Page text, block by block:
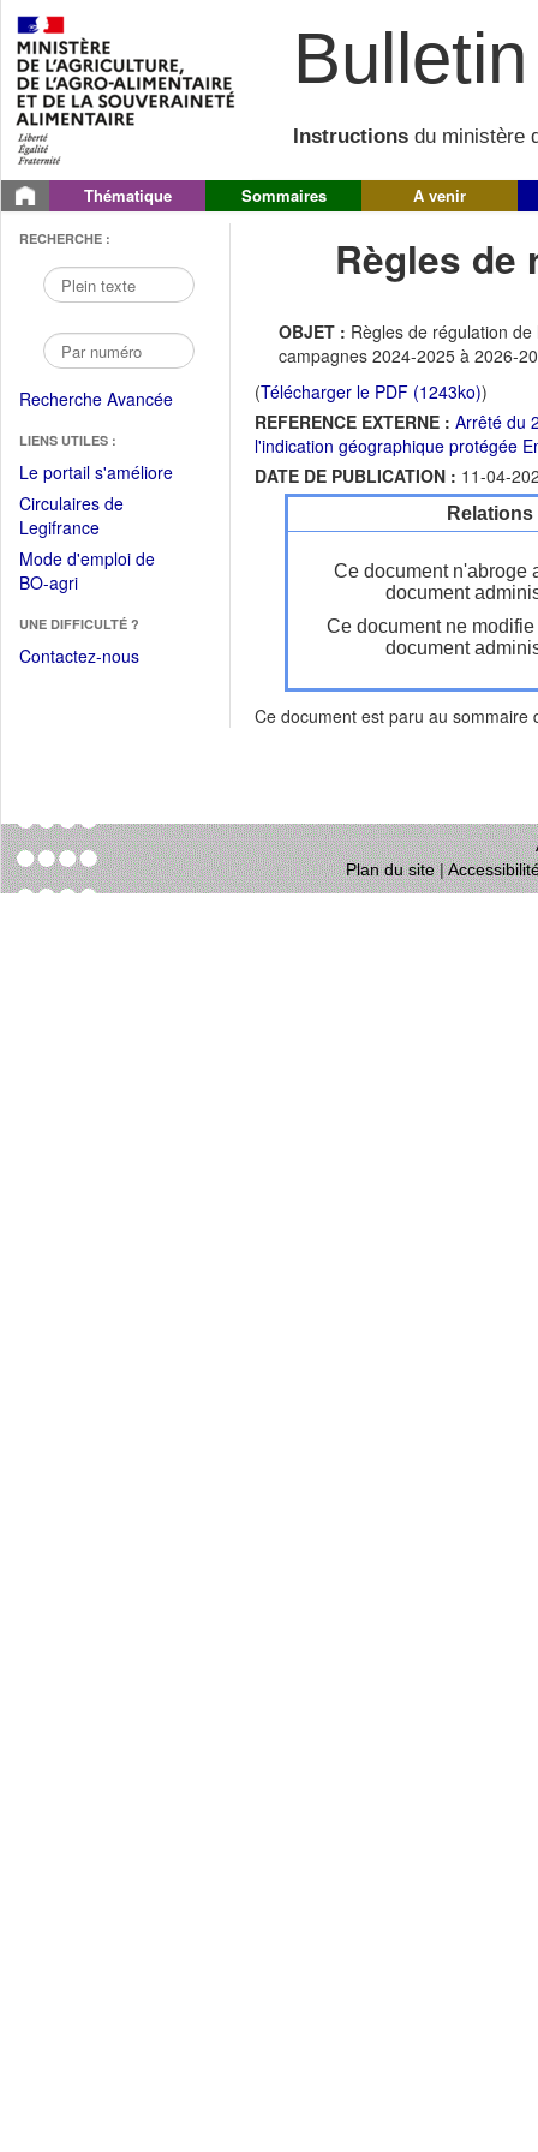
Instructions du ministère
Thématique Sommaires A venir
RECHERCHE :
Recherche Avancée
LIENS UTILES :
Le portail s'améliore(Fichier
Circulaires de
Legifrance(Ouvrir
dans
une
fenêtre)
Mode d'emploi de
BO-agri(Ouvrir
une
nouvelle
UNE DIFFICULTÉ ?
Contactez-nous
Règles de
OBJET : Règles de régulation
campagnes 2024-2025 à 2026-
(Télécharger le PDF (1243ko))
REFERENCE EXTERNE : Arrêté du
l'indication géographique protégée
DATE DE PUBLICATION : 11-04-
Ce document n'abroge
document
Ce document ne
document
Ce document est paru au sommaire
Plan du site|